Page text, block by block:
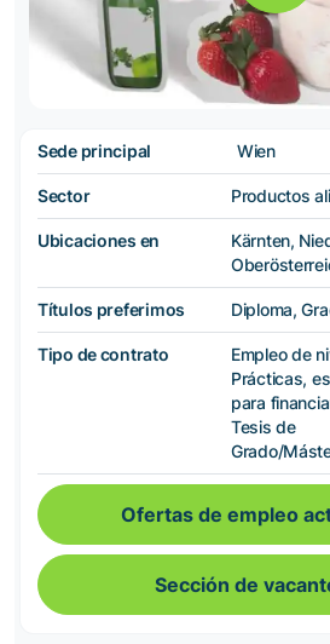
Sede principal Wien
Sector Productos
Ubicaciones en
Kärnten,
Títulos preferimos Diploma,
Tipo de contrato
Empleo de
Prácticas,
para
Tesis de
Grado/
Ofertas de empleo
Sección de